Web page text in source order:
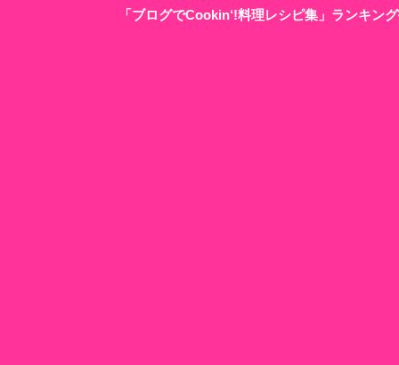
「ブログでCookin‘!料理レシピ集」ランキン